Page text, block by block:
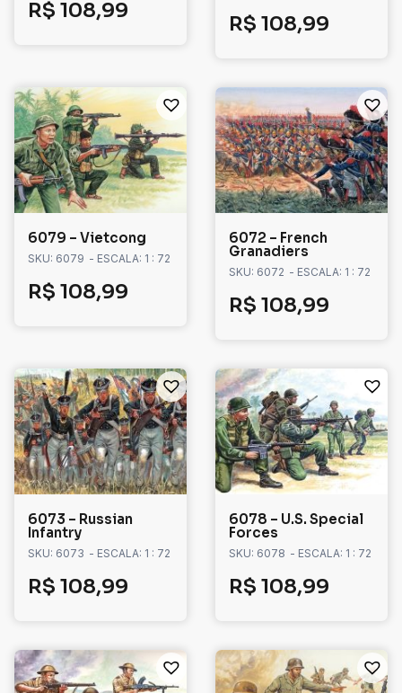
R$ 108,99
R$ 108,99
6079 – Vietcong
SKU: 6079 - ESCALA: 1 : 72
R$ 108,99
6072 – French
Granadiers
SKU: 6072 - ESCALA: 1 : 72
R$ 108,99
6073 – Russian
Infantry
SKU: 6073 - ESCALA: 1 : 72
R$ 108,99
6078 – U.S. Special
Forces
SKU: 6078 - ESCALA: 1 : 72
R$ 108,99